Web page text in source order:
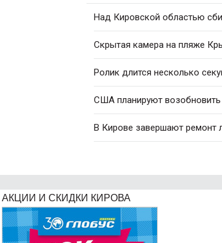
Над Кировской областью
Скрытая камера на пляже
Ролик длится несколько
США планируют возобновить
В Кирове завершают ремонт
АКЦИИ И СКИДКИ КИРОВА